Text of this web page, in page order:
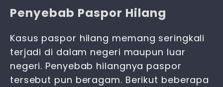
Penyebab Paspor Hilang
Kasus paspor hilang memang seringkali
terjadi di dalam negeri maupun luar
negeri. Penyebab hilangnya paspor
tersebut pun beragam. Berikut beberapa